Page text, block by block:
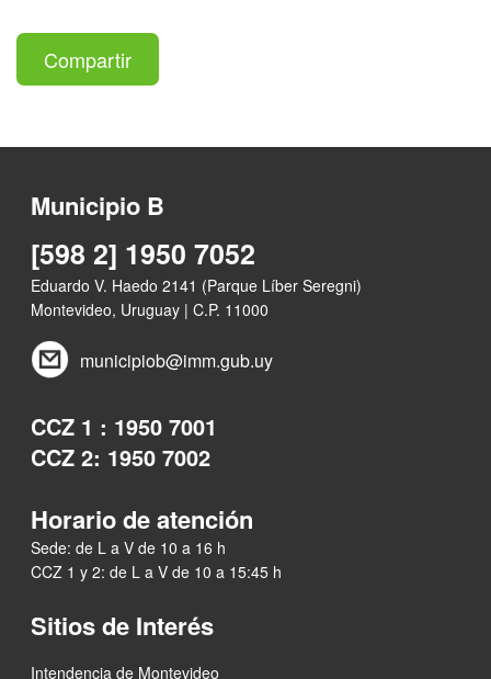
Compartir
Municipio B
[598 2] 1950 7052
Eduardo V. Haedo 2141 (Parque Líber Seregni)
Montevideo, Uruguay | C.P. 11000
municipiob@imm.gub.uy
CCZ 1 : 1950 7001
CCZ 2: 1950 7002
Horario de atención
Sede: de L a V de 10 a 16 h
CCZ 1 y 2: de L a V de 10 a 15:45 h
Sitios de Interés
Intendencia de Montevideo